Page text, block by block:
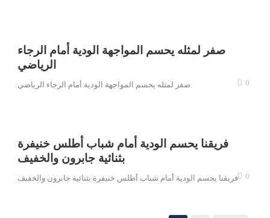
صفر لمثله يحسم المواجهة الودية أمام الرجاء
الرياضي
صفر لمثله يحسم المواجهة الودية أمام الرجاء الرياضي 0
فريقنا يحسم الودية أمام شباب أطلس خنيفرة
بثنائية جابرون والخفيف
فريقنا يحسم الودية أمام شباب أطلس خنيفرة بثنائية جابرون والخفيف 0